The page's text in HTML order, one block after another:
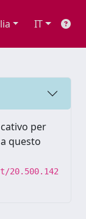
IT
per
questo
20.500.142